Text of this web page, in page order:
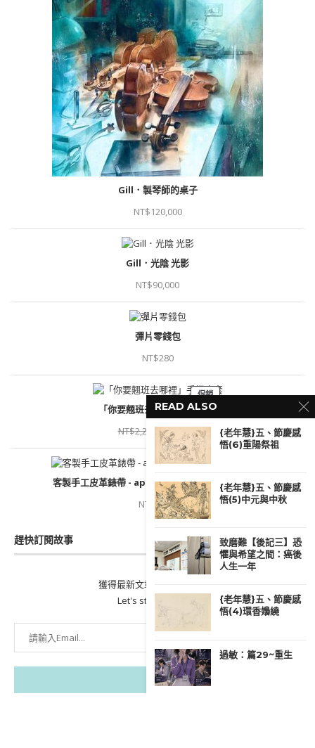
Gill．製琴師的桌子
NT$120,000
Gill．光陰 光影
NT$90,000
彈片零錢包
NT$280
促銷
「你要翹班去哪裡」手機皮套
NT$2,280NT$1,938
客製手工皮革錶帶 - apple watch(預訂後排單製作)
NT$2,480
趕快訂閱故事
獲得最新文章發佈與活動訊息
Let's stay updated!
READ ALSO
{老年慧}五、節慶感
悟(6)重陽祭祖
{老年慧}五、節慶感
悟(5)中元與中秋
致磨難【後記三】恐
懼與希望之間：癌後
人生一年
{老年慧}五、節慶感
悟(4)環香嬝繞
過敏：篇29~重生